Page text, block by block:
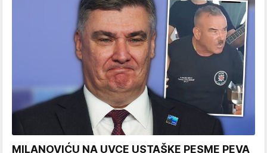
MILANOVIĆU NA UVCE USTAŠKE PESME PEVA